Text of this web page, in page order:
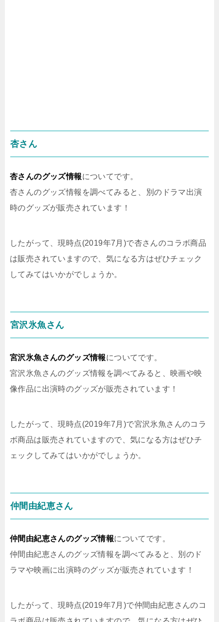
杏さん
杏さんのグッズ情報についてです。
杏さんのグッズ情報を調べてみると、別のドラマ出演
時のグッズが販売されています！
したがって、現時点(2019年7月)で杏さんのコラボ商品
は販売されていますので、気になる方はぜひチェック
してみてはいかがでしょうか。
宮沢氷魚さん
宮沢氷魚さんのグッズ情報についてです。
宮沢氷魚さんのグッズ情報を調べてみると、映画や映
像作品に出演時のグッズが販売されています！
したがって、現時点(2019年7月)で宮沢氷魚さんのコラ
ボ商品は販売されていますので、気になる方はぜひチ
ェックしてみてはいかがでしょうか。
仲間由紀恵さん
仲間由紀恵さんのグッズ情報についてです。
仲間由紀恵さんのグッズ情報を調べてみると、別のド
ラマや映画に出演時のグッズが販売されています！
したがって、現時点(2019年7月)で仲間由紀恵さんのコ